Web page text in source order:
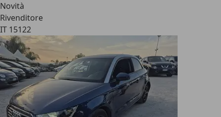
Novità
Rivenditore
IT 15122